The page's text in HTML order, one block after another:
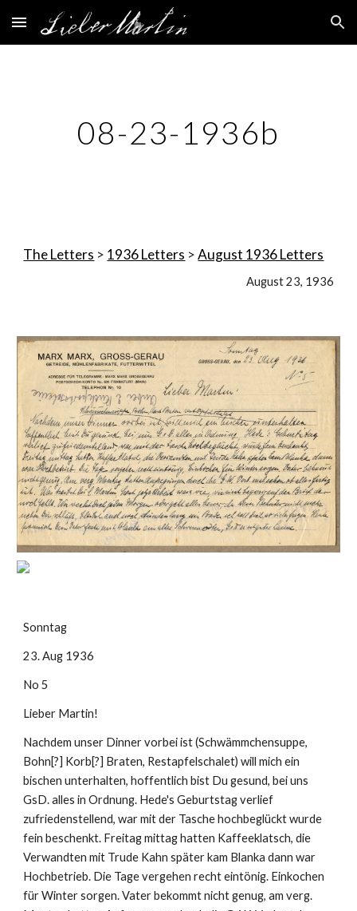
Skip to main content Skip to navigation
08-23-1936b
The Letters > 1936 Letters > August 1936 Letters
August 23, 1936
Sonntag
23. Aug 1936
No 5
Lieber Martin!
Nachdem unser Dinner vorbei ist (Schwämmchensuppe,
Bohn[?] Korb[?] Braten, Restapfelschalet) will mich ein
bischen unterhalten, hoffentlich bist Du gesund, bei uns
GsD. alles in Ordnung. Hede's Geburtstag verlief
zufriedenstellend, war mit der Tasche hochbeglückt wurde
fein beschenkt. Freitag mittag hatten Kaffeeklatsch, die
Verwandten mit Trude Kahn später kam Blanka dann war
Hochbetrieb. Die Tage vergehen recht eintönig. Einkochen
für Winter sorgen. Vater bekommt nicht genug, am verg.